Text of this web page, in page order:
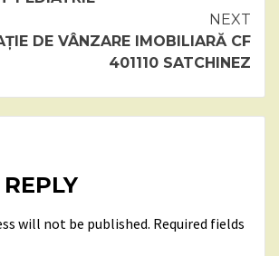
NEXT
DE VÂNZARE IMOBILIARĂ CF
401110 SATCHINEZ
will not be published. Required fields